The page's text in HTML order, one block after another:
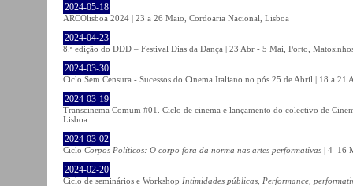
2024-05-18
ARCOlisboa 2024 | 23 a 26 Maio, Cordoaria Nacional, Lisboa
2024-04-23
8.ª edição do DDD – Festival Dias da Dança | 23 Abr - 5 Mai, Porto,
2024-03-30
Ciclo Sem Censura - Sucessos do Cinema Italiano no pós 25 de Abril | 18 a
2024-03-19
Transcinema Comum #01. Ciclo de cinema e lançamento do colectivo de
Lisboa
2024-03-02
Ciclo Corpos Políticos: O corpo fora da norma nas artes performativas | 4–16
2024-02-20
Ciclo de seminários e Workshop Intimidades públicas, Performance,